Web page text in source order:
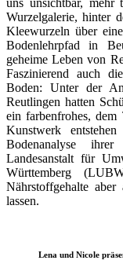
Wurzelgalerie, hinter
Kleewurzeln über
Bodenlehrpfad in
geheime Leben von
Faszinierend auch
Boden: Unter der
Reutlingen hatten
ein farbenfrohes, dem
Kunstwerk
Bodenanalyse
Landesanstalt für
Württemberg
Nährstoffgehalte aber
lassen.
Lena und Nicole